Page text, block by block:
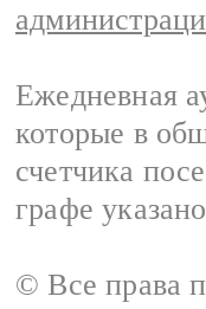
Ежедневная
которые в
счетчика
графе
© Все права